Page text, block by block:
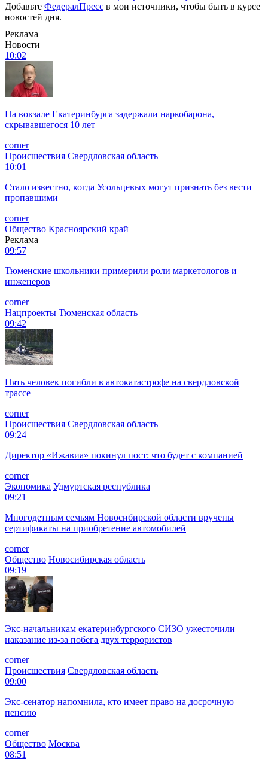
Добавьте ФедералПресс в мои источники, чтобы быть в курсе
новостей дня.
Реклама
Новости
10:02
На вокзале Екатеринбурга задержали наркобарона,
скрывавшегося 10 лет
corner
Происшествия Свердловская область
10:01
Стало известно, когда Усольцевых могут признать без вести
пропавшими
corner
Общество Красноярский край
Реклама
09:57
Тюменские школьники примерили роли маркетологов и
инженеров
corner
Нацпроекты Тюменская область
09:42
Пять человек погибли в автокатастрофе на свердловской
трассе
corner
Происшествия Свердловская область
09:24
Директор «Ижавиа» покинул пост: что будет с компанией
corner
Экономика Удмуртская республика
09:21
Многодетным семьям Новосибирской области вручены
сертификаты на приобретение автомобилей
corner
Общество Новосибирская область
09:19
Экс-начальникам екатеринбургского СИЗО ужесточили
наказание из-за побега двух террористов
corner
Происшествия Свердловская область
09:00
Экс-сенатор напомнила, кто имеет право на досрочную
пенсию
corner
Общество Москва
08:51